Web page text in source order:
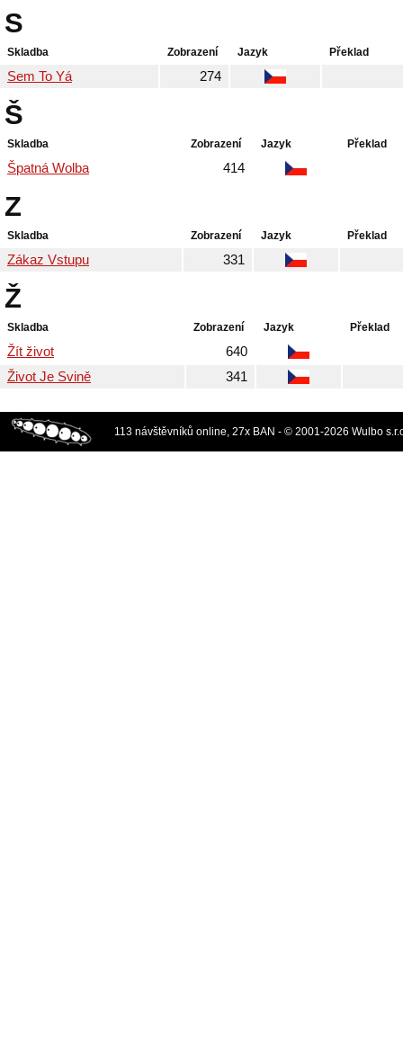
S
Skladba Zobrazení Jazyk Překlad
Sem To Yá 274
Š
Skladba Zobrazení Jazyk Překlad
Špatná Wolba 414
Z
Skladba Zobrazení Jazyk Překlad
Zákaz Vstupu 331
Ž
Skladba Zobrazení Jazyk Překlad
Žít život
640
Život Je Svině
341
113 návštěvníků online, 27x BAN - © 2001-2026 Wulbo